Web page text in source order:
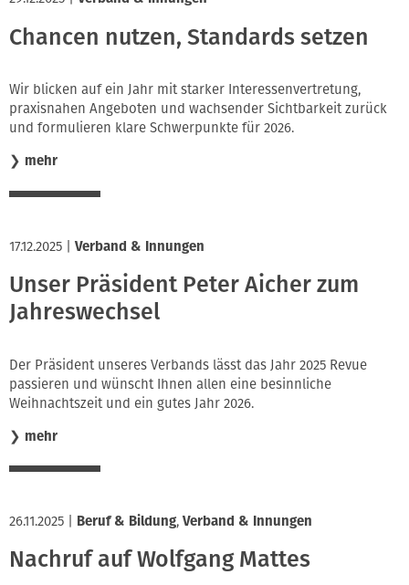
Chancen nutzen, Standards setzen
Wir blicken auf ein Jahr mit starker Interessenvertretung,
praxisnahen Angeboten und wachsender Sichtbarkeit zurück
und formulieren klare Schwerpunkte für 2026.
❯ mehr
17.12.2025 Verband & Innungen
Unser Präsident Peter Aicher zum
Jahreswechsel
Der Präsident unseres Verbands lässt das Jahr 2025 Revue
passieren und wünscht Ihnen allen eine besinnliche
Weihnachtszeit und ein gutes Jahr 2026.
❯ mehr
26.11.2025 Beruf & Bildung, Verband & Innungen
Nachruf auf Wolfgang Mattes